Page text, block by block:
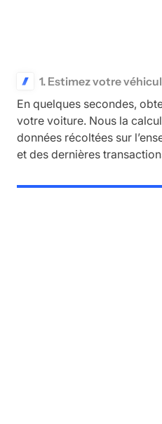
1. Estimez votre
En quelques secondes,
votre voiture. Nous la
données récoltées sur
et des dernières